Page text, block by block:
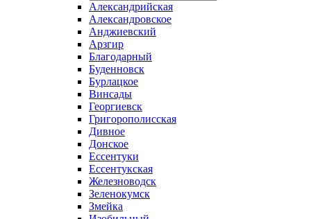
Александрийская
Александровское
Анджиевский
Арзгир
Благодарный
Буденновск
Бурлацкое
Винсады
Георгиевск
Григорополисская
Дивное
Донское
Ессентуки
Ессентукская
Железноводск
Зеленокумск
Змейка